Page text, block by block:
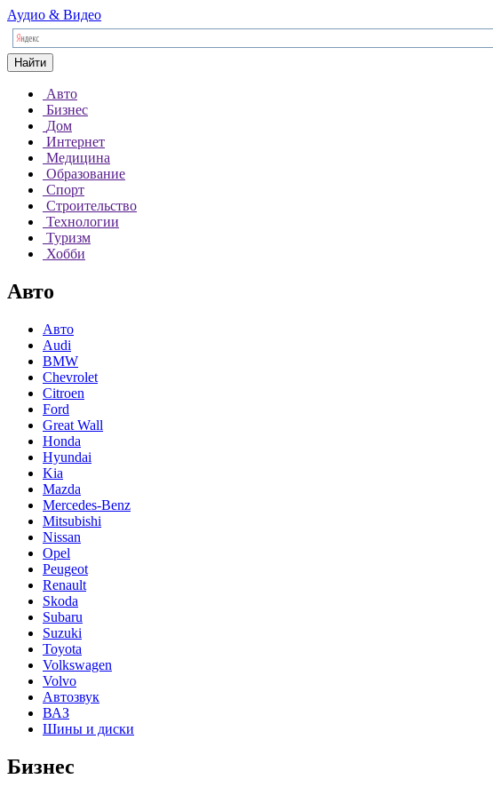
Аудио & Видео
Найти
Авто
Бизнес
Дом
Интернет
Медицина
Образование
Спорт
Строительство
Технологии
Туризм
Хобби
Авто
Авто
Audi
BMW
Chevrolet
Citroen
Ford
Great Wall
Honda
Hyundai
Kia
Mazda
Mercedes-Benz
Mitsubishi
Nissan
Opel
Peugeot
Renault
Skoda
Subaru
Suzuki
Toyota
Volkswagen
Volvo
Автозвук
ВАЗ
Шины и диски
Бизнес